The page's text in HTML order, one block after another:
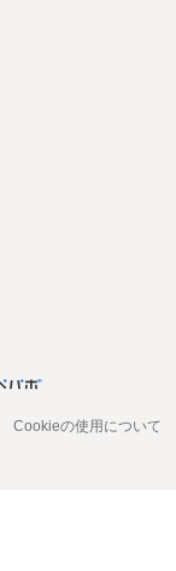
Cookieの使用について